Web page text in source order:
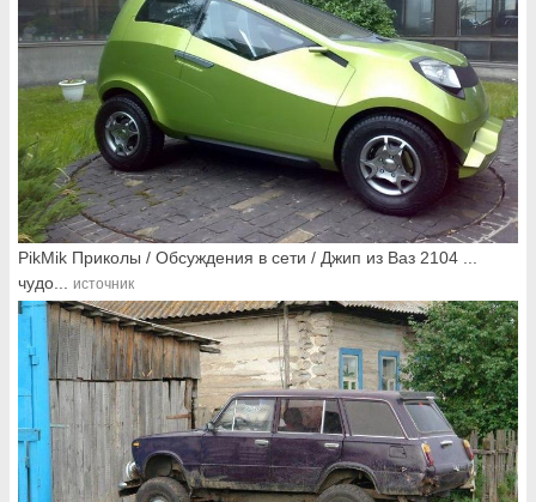
PikMik Приколы / Обсуждения в сети / Джип из Ваз 2104 ...
чудо...
источник